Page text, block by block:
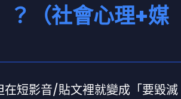
？（社會心理+媒
短影音/貼文裡就變成「要毀滅